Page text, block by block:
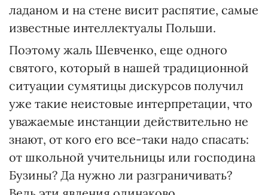
ладаном и на стене висит распятие, самые
известные интеллектуалы Польши.
Поэтому жаль Шевченко, еще одного
святого, который в нашей традиционной
ситуации сумятицы дискурсов получил
уже такие неистовые интерпретации, что
уважаемые инстанции действительно не
знают, от кого его все-таки надо спасать:
от школьной учительницы или господина
Бузины? Да нужно ли разграничивать?